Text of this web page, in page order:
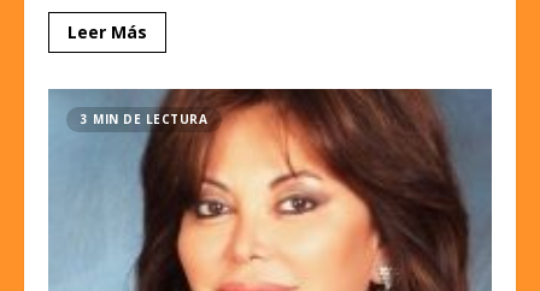
Leer Más
3 MIN DE LECTURA